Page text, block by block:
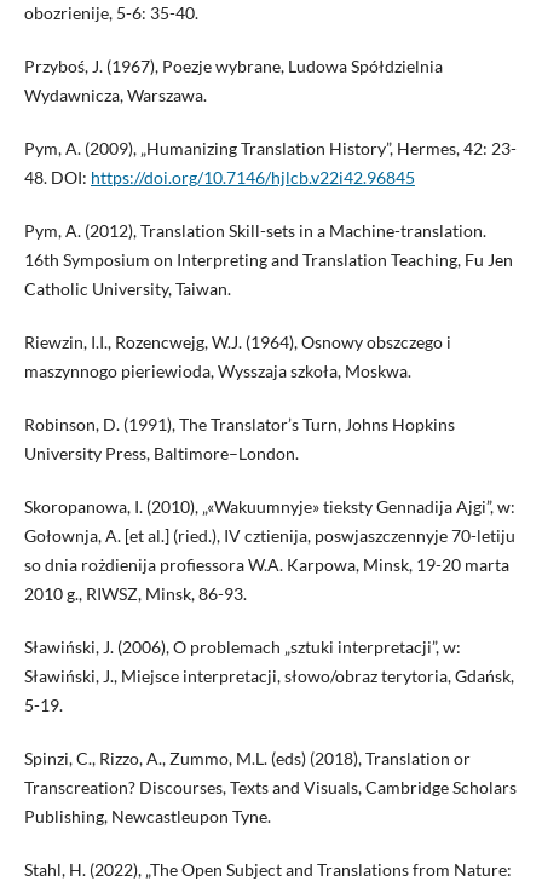
obozrienije, 5-6: 35-40.
Przyboś, J. (1967), Poezje wybrane, Ludowa Spółdzielnia
Wydawnicza, Warszawa.
Pym, A. (2009), „Humanizing Translation History”, Hermes, 42: 23-
48. DOI: https://doi.org/10.7146/hjlcb.v22i42.96845
Pym, A. (2012), Translation Skill-sets in a Machine-translation.
16th Symposium on Interpreting and Translation Teaching, Fu Jen
Catholic University, Taiwan.
Riewzin, I.I., Rozencwejg, W.J. (1964), Osnowy obszczego i
maszynnogo pieriewioda, Wysszaja szkoła, Moskwa.
Robinson, D. (1991), The Translator’s Turn, Johns Hopkins
University Press, Baltimore–London.
Skoropanowa, I. (2010), „«Wakuumnyje» tieksty Gennadija Ajgi”, w:
Gołownja, A. [et al.] (ried.), IV cztienija, poswjaszczennyje 70-letiju
so dnia rożdienija profiessora W.A. Karpowa, Minsk, 19-20 marta
2010 g., RIWSZ, Minsk, 86-93.
Sławiński, J. (2006), O problemach „sztuki interpretacji”, w:
Sławiński, J., Miejsce interpretacji, słowo/obraz terytoria, Gdańsk,
5-19.
Spinzi, C., Rizzo, A., Zummo, M.L. (eds) (2018), Translation or
Transcreation? Discourses, Texts and Visuals, Cambridge Scholars
Publishing, Newcastleupon Tyne.
Stahl, H. (2022), „The Open Subject and Translations from Nature: